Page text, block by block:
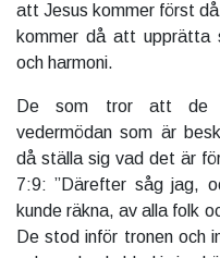
att Jesus kommer först
kommer då att upprätta
och harmoni.
De som tror att de
vedermödan som är
då ställa sig vad det är
7:9: ”Därefter såg jag,
kunde räkna, av alla folk
De stod inför tronen och